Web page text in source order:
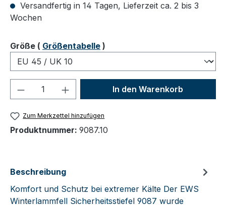
Versandfertig in 14 Tagen, Lieferzeit ca. 2 bis 3
Wochen
Größeauswählen
( Größentabelle )
Produkt Anzahl: Gib denIn den Warenkorb
Zum Merkzettel hinzufügen
Produktnummer: 9087.10
Beschreibung
Komfort und Schutz bei extremer Kälte Der EWS
Winterlammfell Sicherheitsstiefel 9087 wurde